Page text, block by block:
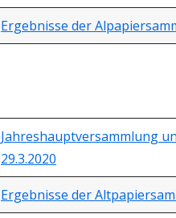
Ergebnisse der
Jahreshauptversammlung
29.3.2020
Ergebnisse der